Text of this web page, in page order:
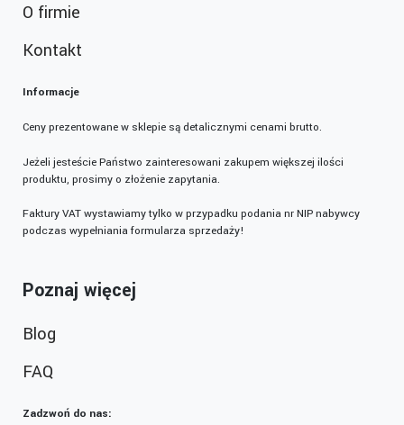
O firmie
Kontakt
Informacje
Ceny prezentowane w sklepie są detalicznymi cenami brutto.
Jeżeli jesteście Państwo zainteresowani zakupem większej ilości
produktu, prosimy o złożenie zapytania.
Faktury VAT wystawiamy tylko w przypadku podania nr NIP nabywcy
podczas wypełniania formularza sprzedaży!
Poznaj więcej
Blog
FAQ
Zadzwoń do nas: